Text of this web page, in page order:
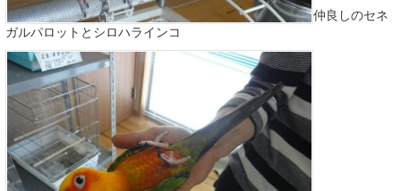
仲良しのセネ
ガルパロットとシロハラインコ